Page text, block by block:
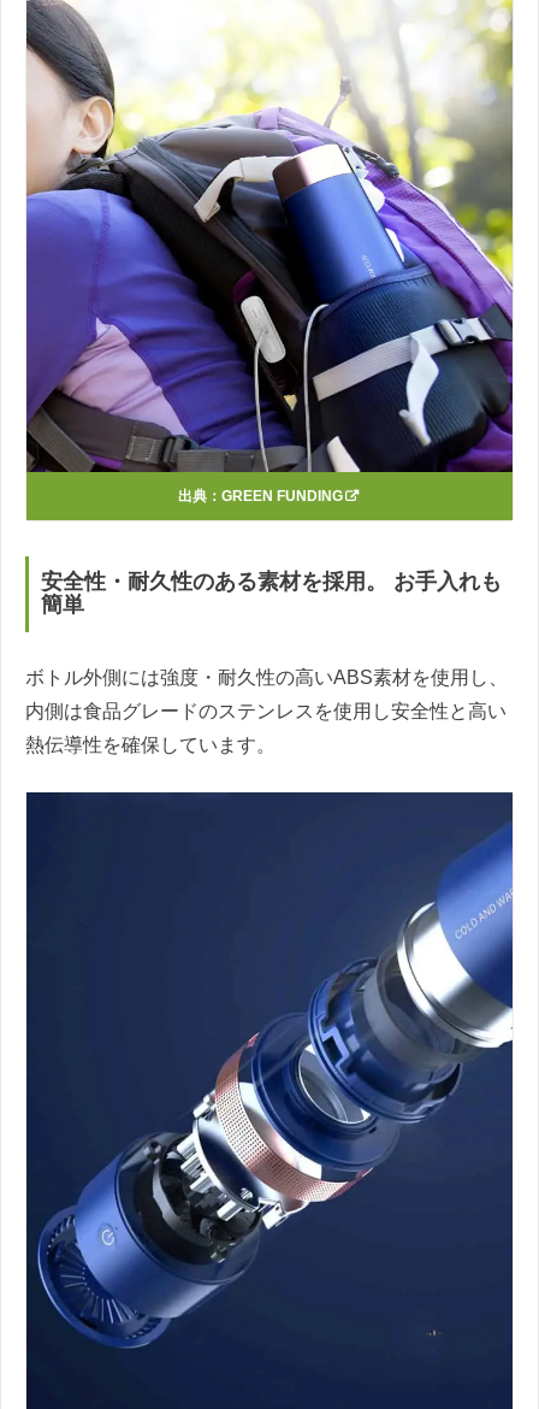
出典： GREEN FUNDING
安全性・耐久性のある素材を採用。 お手入れも
簡単
ボトル外側には強度・耐久性の高いABS素材を使用し、
内側は食品グレードのステンレスを使用し安全性と高い
熱伝導性を確保しています。